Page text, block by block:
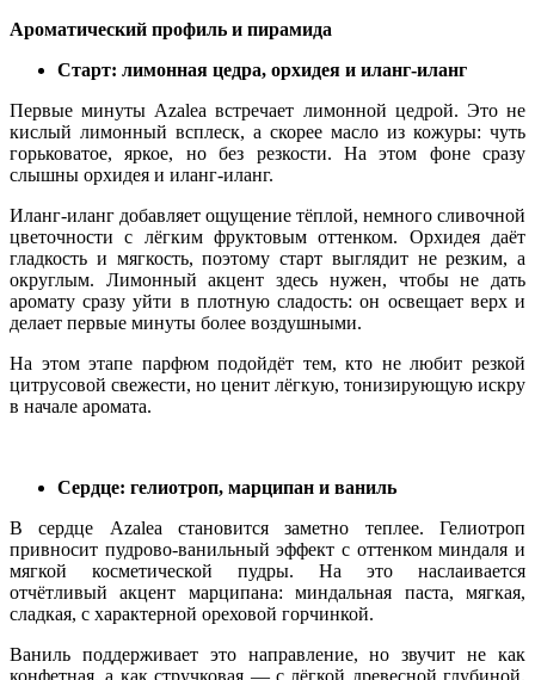
Ароматический профиль и пирамида
Старт: лимонная цедра, орхидея и иланг-иланг
Первые минуты Azalea встречает лимонной цедрой. Это не
кислый лимонный всплеск, а скорее масло из кожуры: чуть
горьковатое, яркое, но без резкости. На этом фоне сразу
слышны орхидея и иланг-иланг.
Иланг-иланг добавляет ощущение тёплой, немного сливочной
цветочности с лёгким фруктовым оттенком. Орхидея даёт
гладкость и мягкость, поэтому старт выглядит не резким, а
округлым. Лимонный акцент здесь нужен, чтобы не дать
аромату сразу уйти в плотную сладость: он освещает верх и
делает первые минуты более воздушными.
На этом этапе парфюм подойдёт тем, кто не любит резкой
цитрусовой свежести, но ценит лёгкую, тонизирующую искру
в начале аромата.
Сердце: гелиотроп, марципан и ваниль
В сердце Azalea становится заметно теплее. Гелиотроп
привносит пудрово-ванильный эффект с оттенком миндаля и
мягкой косметической пудры. На это наслаивается
отчётливый акцент марципана: миндальная паста, мягкая,
сладкая, с характерной ореховой горчинкой.
Ваниль поддерживает это направление, но звучит не как
конфетная, а как стручковая — с лёгкой древесной глубиной.